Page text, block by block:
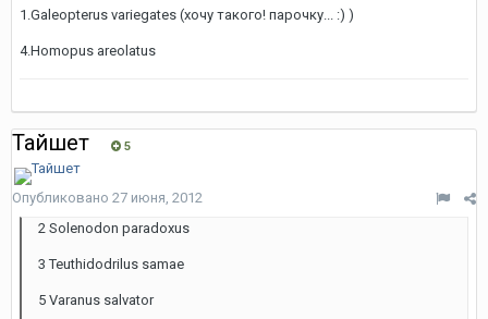
1.Galeopterus variegates (хочу такого! парочку... :) )
4.Homopus areolatus
Тайшет 5
Опубликовано 27 июня, 2012
2 Solenodon paradoxus
3 Teuthidodrilus samae
5 Varanus salvator